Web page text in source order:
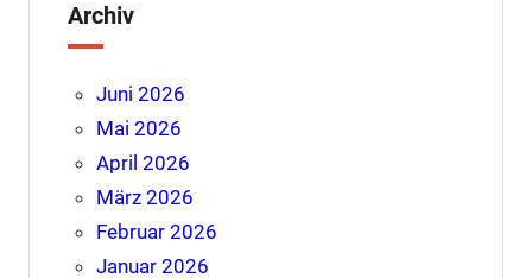
Archiv
Juni 2026
Mai 2026
April 2026
März 2026
Februar 2026
Januar 2026